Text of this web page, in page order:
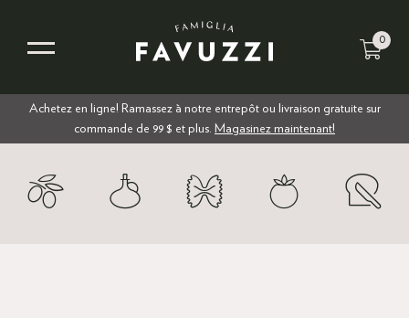
0
Achetez en ligne! Ramassez à notre entrepôt ou livraison gratuite sur
commande de 99 $ et plus. Magasinez maintenant!